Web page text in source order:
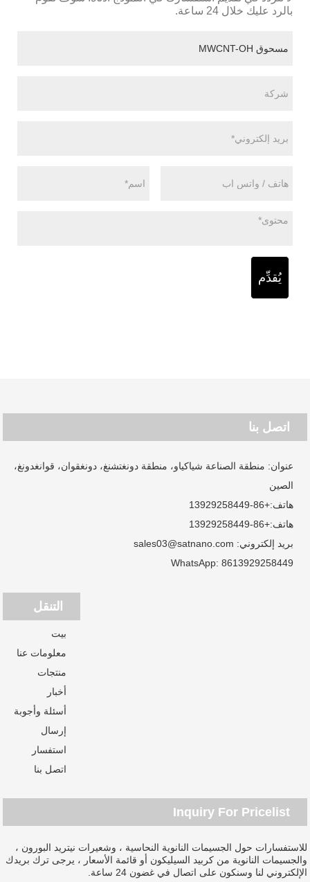
بالرد عليك خلال 24 ساعة.
يُقدِّم
اتصل بنا
عنوان: منطقة الصناعة شياكياو، منطقة دونغتشنغ، دونغقوان، قوانغدونغ،
الصين
هاتف:+86-13929258449
هاتف:+86-13929258449
بريد إلكتروني: sales03@satnano.com
WhatsApp: 8613929258449
التنقل
بيت
معلومات عنا
منتجات
أخبار
أسئلة وأجوبة
إرسال
استفسار
اتصل بنا
Inquiry For Pricelist
للاستفسارات حول الجسيمات النانوية النحاسية ، وشعيرات نيتريد البورون ،
والجسيمات النانوية من كربيد السيليكون أو قائمة الأسعار ، يرجى ترك بريدك
الإلكتروني لنا وسنكون على اتصال في غضون 24 ساعة.